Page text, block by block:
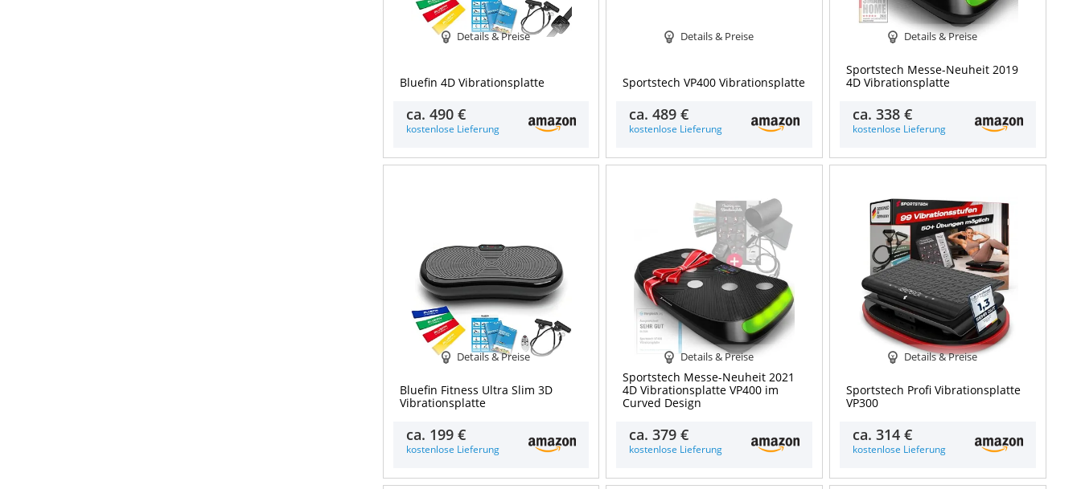
Details & Preise
Bluefin 4D Vibrationsplatte
ca. 490 €
kostenlose Lieferung
Details & Preise
Sportstech VP400 Vibrationsplatte
ca.489 €
kostenlose Lieferung
Details & Preise
Sportstech Messe-Neuheit 2019
4D Vibrationsplatte
ca.338 €
kostenlose Lieferung
Details & Preise
Bluefin Fitness Ultra Slim 3D
Vibrationsplatte
ca. 199 €
kostenlose Lieferung
Details & Preise
Sportstech Messe-Neuheit 2021
4D Vibrationsplatte VP400 im
Curved Design
ca.379 €
kostenlose Lieferung
Details & Preise
Sportstech Profi Vibrationsplatte
VP300
ca.314 €
kostenlose Lieferung